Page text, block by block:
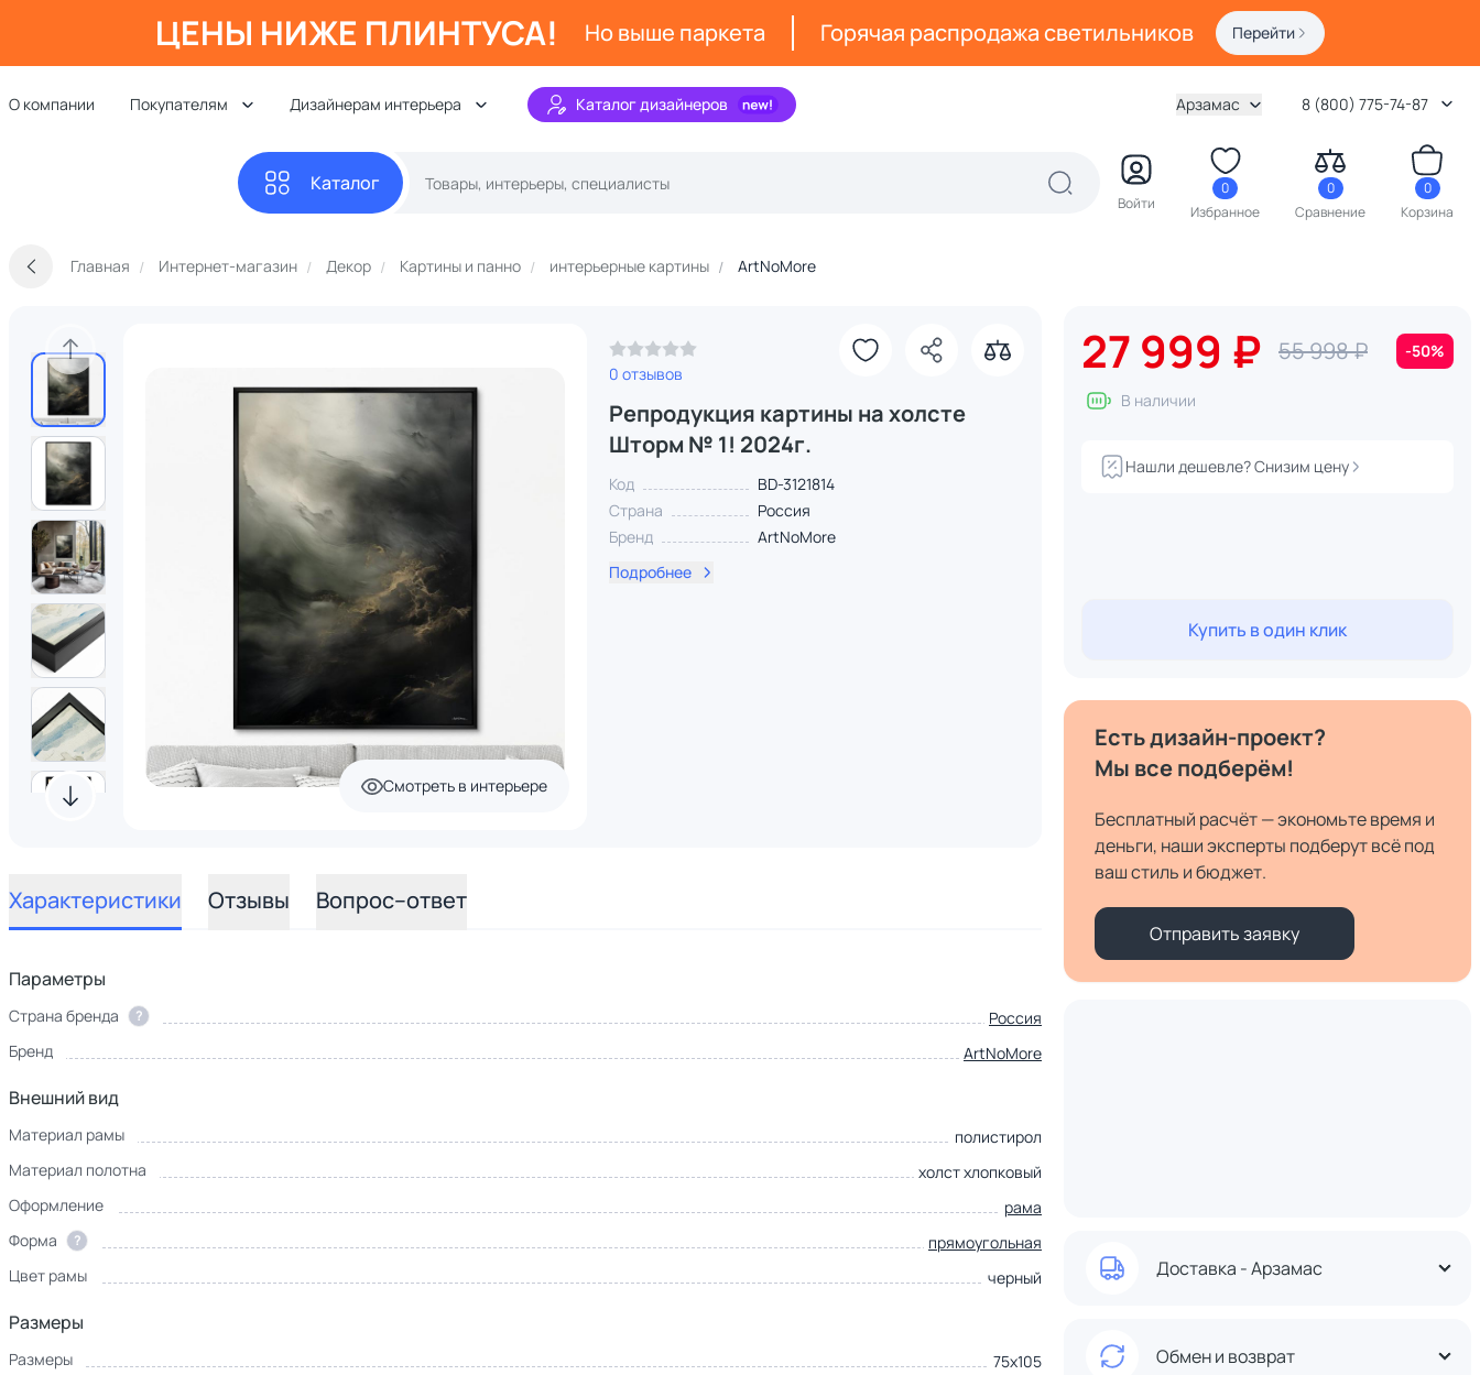
ЦЕНЫ НИЖЕ ПЛИНТУСА! Но выше паркета Горячая распродажа светильников Перейти
О компании Покупателям Дизайнерам интерьера Каталог дизайнеров Арзамас 8 (800) 775-74-87
Каталог
Войти
0
Избранное
0
Сравнение
0
Корзина
Главная Интернет-магазин Декор Картины и панно интерьерные картины ArtNoMore
Смотреть в интерьере
0 отзывов
Репродукция картины на холсте
Шторм № 1! 2024г.
Код
BD-3121814
Страна
Россия
Бренд
ArtNoMore
Подробнее
Характеристики Отзывы Вопрос–ответ
Параметры
Страна бренда ?
Россия
Бренд
ArtNoMore
Внешний вид
Материал рамы
полистирол
Материал полотна
холст хлопковый
Оформление
рама
Форма
?
прямоугольная
Цвет рамы
черный
Размеры
Размеры
75х105
27 999 ₽ 55 998 ₽ -50%
В наличии
Нашли дешевле? Снизим цену
Купить в один клик
Есть дизайн-проект?
Мы все подберём!
Бесплатный расчёт — экономьте время и
деньги, наши эксперты подберут всё под
ваш стиль и бюджет.
Отправить заявку
Доставка - Арзамас
Обмен и возврат